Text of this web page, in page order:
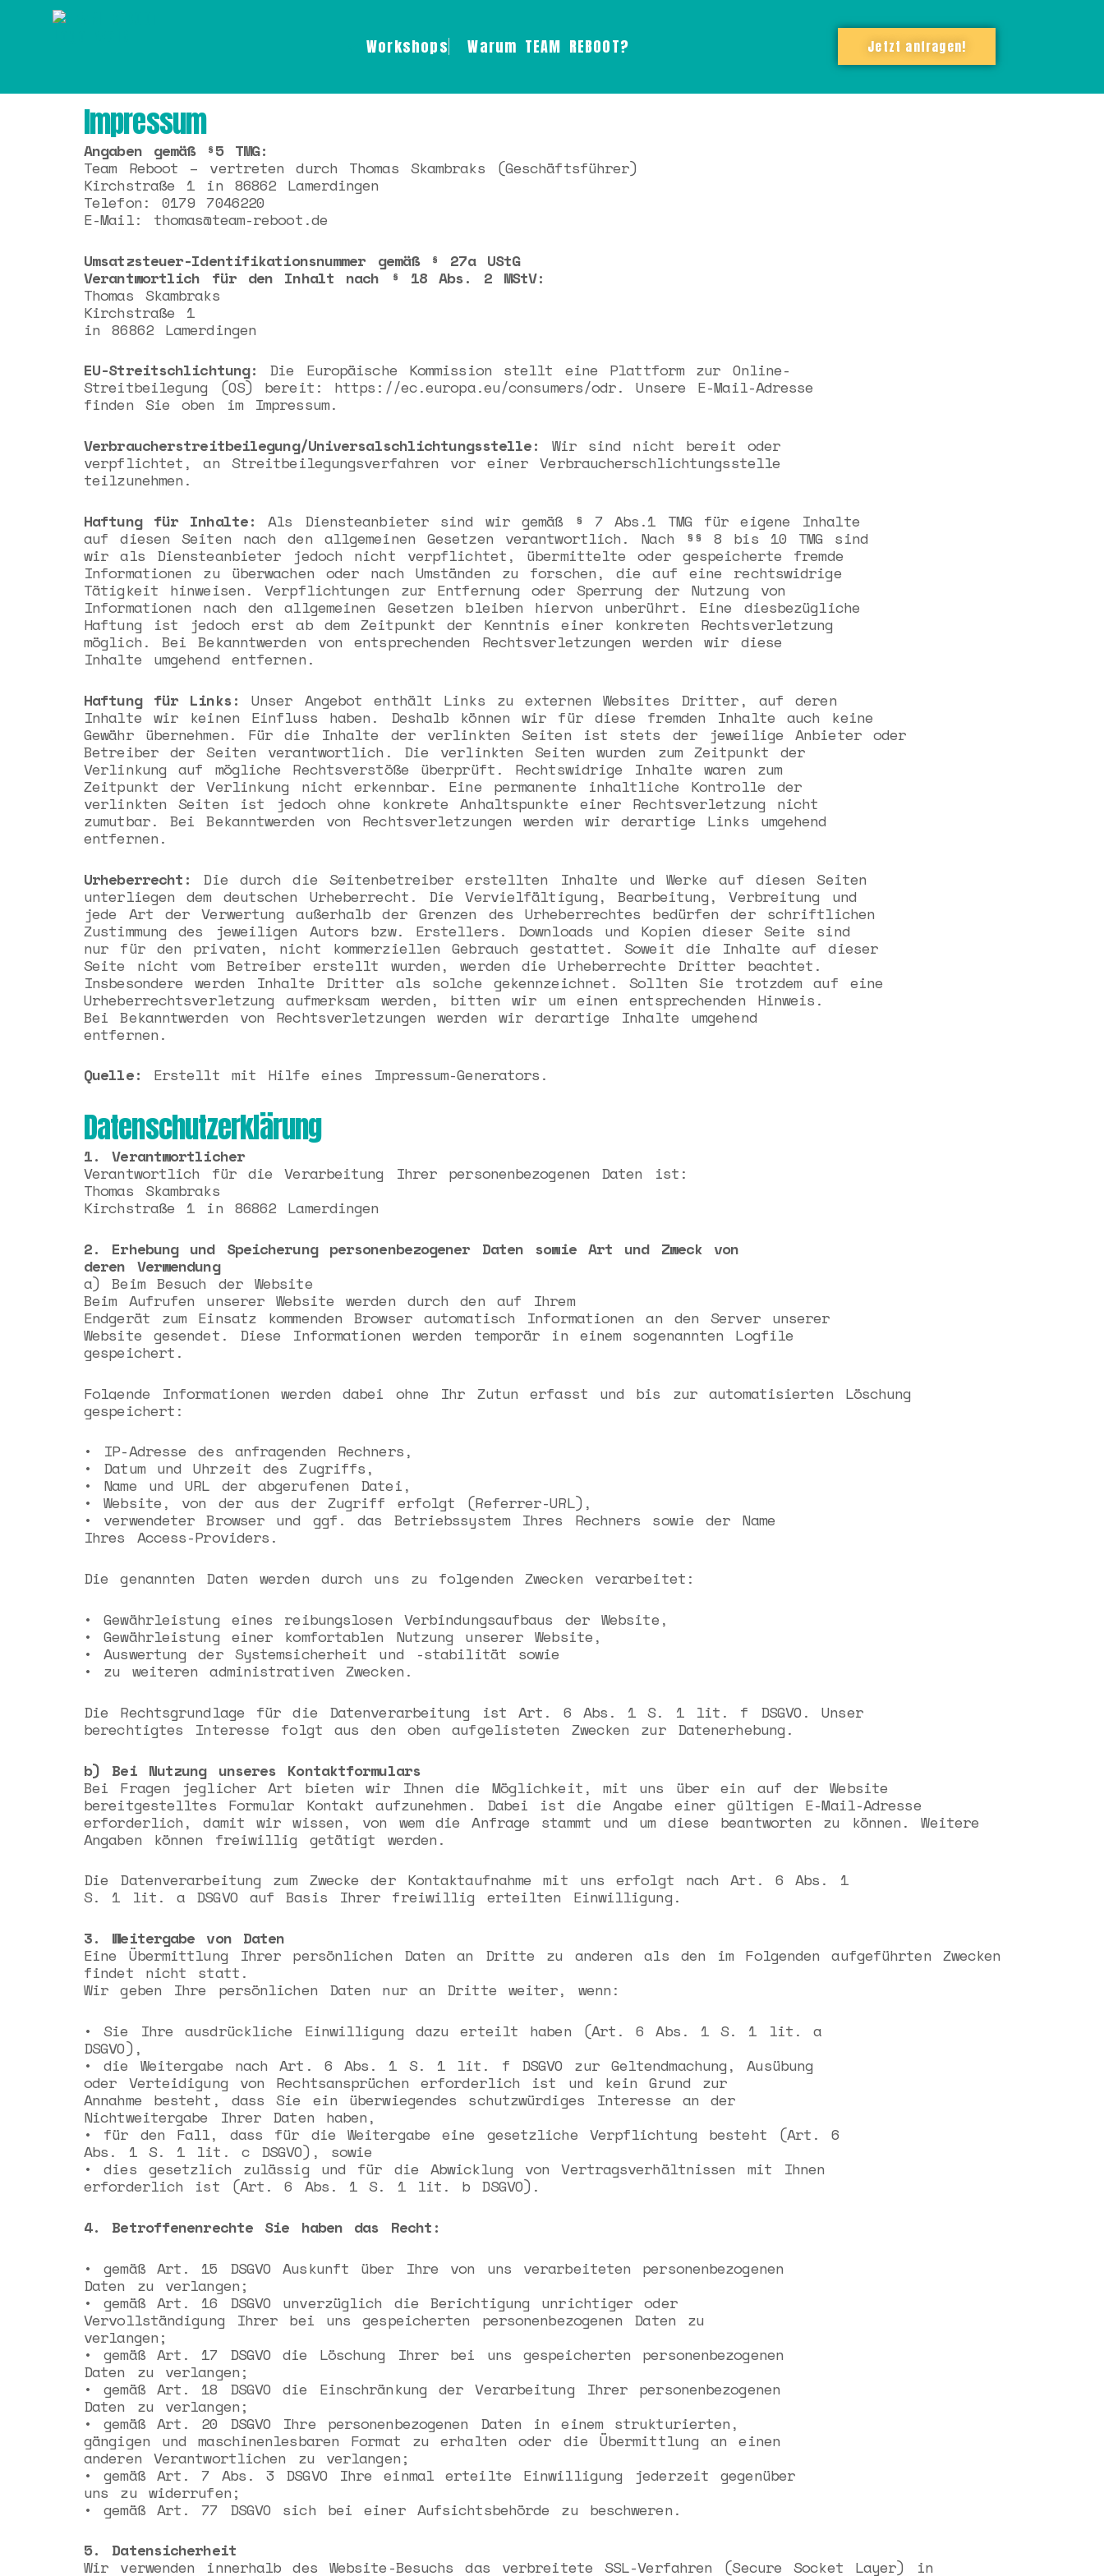
Workshops Warum TEAM REBOOT? Jetzt anfragen!
Impressum
Angaben gemäß §5 TMG:
Team Reboot – vertreten durch Thomas Skambraks (Geschäftsführer)
Kirchstraße 1 in 86862 Lamerdingen
Telefon: 0179 7046220
E-Mail: thomas@team-reboot.de
Umsatzsteuer-Identifikationsnummer gemäß § 27a UStG
Verantwortlich für den Inhalt nach § 18 Abs. 2 MStV:
Thomas Skambraks
Kirchstraße 1
in 86862 Lamerdingen
EU-Streitschlichtung:
Die Europäische Kommission stellt eine Plattform zur Online-
Streitbeilegung (OS) bereit: https://ec.europa.eu/consumers/odr. Unsere E-Mail-Adresse
finden Sie oben im Impressum.
Verbraucherstreitbeilegung/Universalschlichtungsstelle:
Wir sind nicht bereit oder
verpflichtet, an Streitbeilegungsverfahren vor einer Verbraucherschlichtungsstelle
teilzunehmen.
Haftung für Inhalte:
Als Diensteanbieter sind wir gemäß § 7 Abs.1 TMG für eigene Inhalte
auf diesen Seiten nach den allgemeinen Gesetzen verantwortlich. Nach §§ 8 bis 10 TMG sind
wir als Diensteanbieter jedoch nicht verpflichtet, übermittelte oder gespeicherte fremde
Informationen zu überwachen oder nach Umständen zu forschen, die auf eine rechtswidrige
Tätigkeit hinweisen. Verpflichtungen zur Entfernung oder Sperrung der Nutzung von
Informationen nach den allgemeinen Gesetzen bleiben hiervon unberührt. Eine diesbezügliche
Haftung ist jedoch erst ab dem Zeitpunkt der Kenntnis einer konkreten Rechtsverletzung
möglich. Bei Bekanntwerden von entsprechenden Rechtsverletzungen werden wir diese
Inhalte umgehend entfernen.
Haftung für Links:
Unser Angebot enthält Links zu externen Websites Dritter, auf deren
Inhalte wir keinen Einfluss haben. Deshalb können wir für diese fremden Inhalte auch keine
Gewähr übernehmen. Für die Inhalte der verlinkten Seiten ist stets der jeweilige Anbieter oder
Betreiber der Seiten verantwortlich. Die verlinkten Seiten wurden zum Zeitpunkt der
Verlinkung auf mögliche Rechtsverstöße überprüft. Rechtswidrige Inhalte waren zum
Zeitpunkt der Verlinkung nicht erkennbar. Eine permanente inhaltliche Kontrolle der
verlinkten Seiten ist jedoch ohne konkrete Anhaltspunkte einer Rechtsverletzung nicht
zumutbar. Bei Bekanntwerden von Rechtsverletzungen werden wir derartige Links umgehend
entfernen.
Urheberrecht:
Die durch die Seitenbetreiber erstellten Inhalte und Werke auf diesen Seiten
unterliegen dem deutschen Urheberrecht. Die Vervielfältigung, Bearbeitung, Verbreitung und
jede Art der Verwertung außerhalb der Grenzen des Urheberrechtes bedürfen der schriftlichen
Zustimmung des jeweiligen Autors bzw. Erstellers. Downloads und Kopien dieser Seite sind
nur für den privaten, nicht kommerziellen Gebrauch gestattet. Soweit die Inhalte auf dieser
Seite nicht vom Betreiber erstellt wurden, werden die Urheberrechte Dritter beachtet.
Insbesondere werden Inhalte Dritter als solche gekennzeichnet. Sollten Sie trotzdem auf eine
Urheberrechtsverletzung aufmerksam werden, bitten wir um einen entsprechenden Hinweis.
Bei Bekanntwerden von Rechtsverletzungen werden wir derartige Inhalte umgehend
entfernen.
Quelle:
Erstellt mit Hilfe eines Impressum-Generators.
Datenschutzerklärung
1. Verantwortlicher
Verantwortlich für die Verarbeitung Ihrer personenbezogenen Daten ist:
Thomas Skambraks
Kirchstraße 1 in 86862 Lamerdingen
2. Erhebung und Speicherung personenbezogener Daten sowie Art und Zweck von
deren Verwendung
a) Beim Besuch der Website
Beim Aufrufen unserer Website werden durch den auf Ihrem
Endgerät zum Einsatz kommenden Browser automatisch Informationen an den Server unserer
Website gesendet. Diese Informationen werden temporär in einem sogenannten Logfile
gespeichert.
Folgende Informationen werden dabei ohne Ihr Zutun erfasst und bis zurautomatisierten Löschung
gespeichert:
• IP-Adresse des anfragenden Rechners,
• Datum und Uhrzeit des Zugriffs,
• Name und URL der abgerufenen Datei,
• Website, von der aus der Zugriff erfolgt (Referrer-URL),
• verwendeter Browser und ggf. das Betriebssystem Ihres Rechners sowie der Name
Ihres Access-Providers.
Die genannten Daten werden durch uns zu folgenden Zwecken verarbeitet:
• Gewährleistung eines reibungslosen Verbindungsaufbaus der Website,
• Gewährleistung einer komfortablen Nutzung unserer Website,
• Auswertung der Systemsicherheit und -stabilität sowie
• zu weiteren administrativen Zwecken.
Die Rechtsgrundlage für die Datenverarbeitung ist Art. 6 Abs. 1 S. 1 lit. f DSGVO. Unser
berechtigtes Interesse folgt aus den oben aufgelisteten Zwecken zur Datenerhebung.
b) Bei Nutzung unseres Kontaktformulars
Bei Fragen jeglicher Art bieten wir Ihnen die Möglichkeit, mit uns über ein auf der Website
bereitgestelltes Formular Kontakt aufzunehmen. Dabei ist die Angabe einer gültigen E-Mail-Adresse
erforderlich, damit wir wissen, von wem die Anfrage stammt und um diese beantworten zu können. Weitere
Angaben können freiwillig getätigt werden.
Die Datenverarbeitung zum Zwecke der Kontaktaufnahme mit uns erfolgt nach Art. 6 Abs. 1
S. 1 lit. a DSGVO auf Basis Ihrer freiwillig erteilten Einwilligung.
3. Weitergabe von Daten
Eine Übermittlung Ihrer persönlichen Daten an Dritte zu anderen als den im Folgenden aufgeführten Zwecken
findet nicht statt.
Wir geben Ihre persönlichen Daten nur an Dritte weiter, wenn:
• Sie Ihre ausdrückliche Einwilligung dazu erteilt haben (Art. 6 Abs. 1 S. 1 lit. a
DSGVO),
• die Weitergabe nach Art. 6 Abs. 1 S. 1 lit. f DSGVO zur Geltendmachung, Ausübung
oder Verteidigung von Rechtsansprüchen erforderlich ist und kein Grund zur
Annahme besteht, dass Sie ein überwiegendes schutzwürdiges Interesse an der
Nichtweitergabe Ihrer Daten haben,
• für den Fall, dass für die Weitergabe eine gesetzliche Verpflichtung besteht (Art. 6
Abs. 1 S. 1 lit. c DSGVO), sowie
• dies gesetzlich zulässig und für die Abwicklung von Vertragsverhältnissen mit Ihnen
erforderlich ist (Art. 6 Abs. 1 S. 1 lit. b DSGVO).
4. Betroffenenrechte Sie haben das Recht:
• gemäß Art. 15 DSGVO Auskunft über Ihre von uns verarbeiteten personenbezogenen
Daten zu verlangen;
• gemäß Art. 16 DSGVO unverzüglich die Berichtigung unrichtiger oder
Vervollständigung Ihrer bei uns gespeicherten personenbezogenen Daten zu
verlangen;
• gemäß Art. 17 DSGVO die Löschung Ihrer bei uns gespeicherten personenbezogenen
Daten zu verlangen;
• gemäß Art. 18 DSGVO die Einschränkung der Verarbeitung Ihrer personenbezogenen
Daten zu verlangen;
• gemäß Art. 20 DSGVO Ihre personenbezogenen Daten in einem strukturierten,
gängigen und maschinenlesbaren Format zu erhalten oder die Übermittlung an einen
anderen Verantwortlichen zu verlangen;
• gemäß Art. 7 Abs. 3 DSGVO Ihre einmal erteilte Einwilligung jederzeit gegenüber
uns zu widerrufen;
• gemäß Art. 77 DSGVO sich bei einer Aufsichtsbehörde zu beschweren.
5. Datensicherheit
Wir verwenden innerhalb des Website-Besuchs das verbreitete SSL-Verfahren (Secure Socket Layer) in